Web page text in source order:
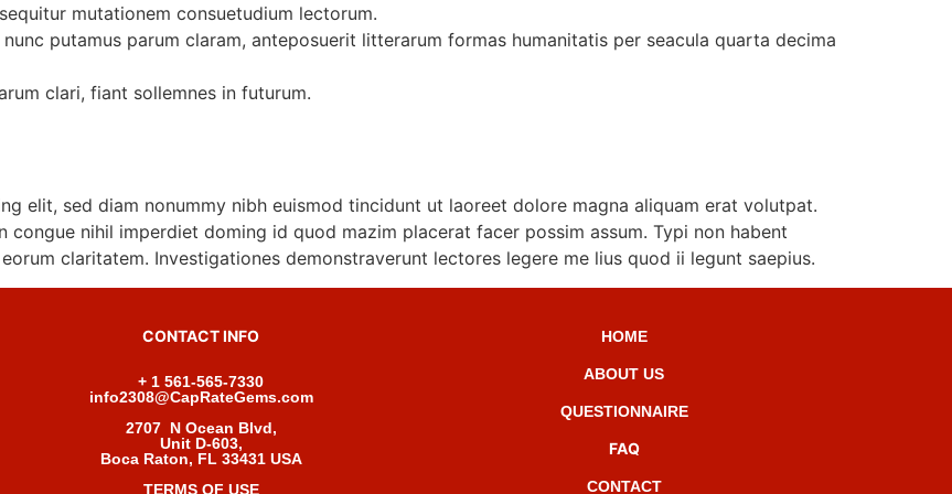
mutationem consuetudium lectorum.
putamus parum claram, anteposuerit litterarum formas humanitatis per seacula quarta decima
clari, fiant sollemnes in futurum.
elit, sed diam nonummy nibh euismod tincidunt ut laoreet dolore magna aliquam erat volutpat.
nihil imperdiet doming id quod mazim placerat facer possim assum. Typi non habent
claritatem. Investigationes demonstraverunt lectores legere me lius quod ii legunt saepius.
CONTACT INFO
+ 1 561-565-7330
info2308@CapRateGems.com
2707 N Ocean Blvd,
Unit D-603,
Boca Raton, FL 33431 USA
TERMS OF USE
HOME
ABOUT US
QUESTIONNAIRE
FAQ
CONTACT